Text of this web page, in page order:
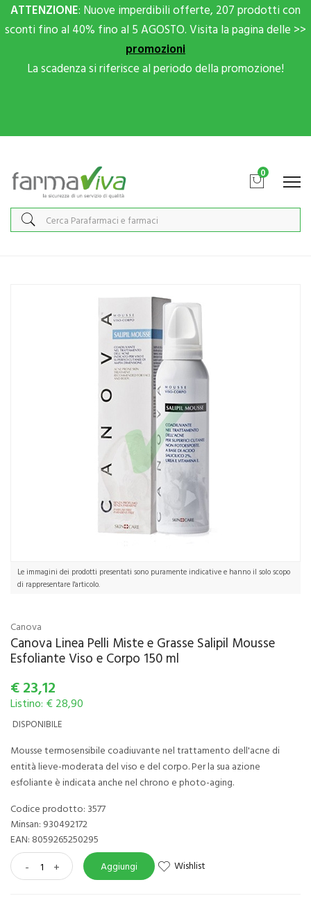
ATTENZIONE: Nuove imperdibili offerte, 207 prodotti con
sconti fino al 40% fino al 5 AGOSTO. Visita la pagina delle >>
promozioni
La scadenza si riferisce al periodo della promozione!
0
Corpo 150 ml
Le immagini dei prodotti presentati sono puramente indicative e hanno il solo scopo
di rappresentare l'articolo.
Canova
Canova Linea Pelli Miste e Grasse Salipil Mousse
Esfoliante Viso e Corpo 150 ml
€23,12
Listino: € 28,90
DISPONIBILE
Mousse termosensibile coadiuvante nel trattamento dell'acne di
entità lieve-moderata del viso e del corpo. Per la sua azione
esfoliante è indicata anche nel chrono e photo-aging.
Codice prodotto: 3577
Minsan: 930492172
EAN: 8059265250295
- + Aggiungi Wishlist